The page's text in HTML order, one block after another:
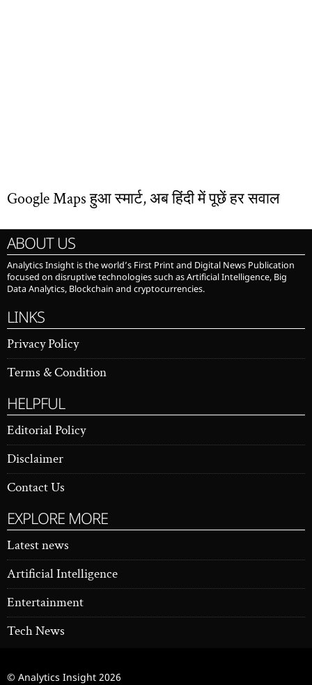
Google Maps हुआ स्मार्ट, अब हिंदी में पूछें हर सवाल
ABOUT US
Analytics Insight is the world’s First Print and Digital News Publication
focused on disruptive technologies such as Artificial Intelligence, Big
Data Analytics, Blockchain and cryptocurrencies.
LINKS
Privacy Policy
Terms & Condition
HELPFUL
Editorial Policy
Disclaimer
Contact Us
EXPLORE MORE
Latest news
Artificial Intelligence
Entertainment
Tech News
© Analytics Insight 2026